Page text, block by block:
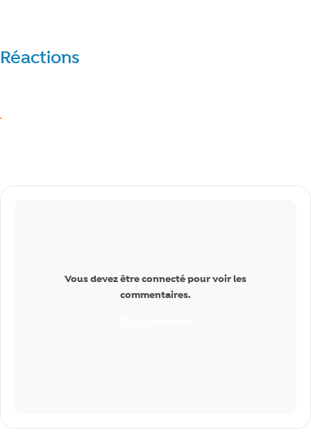
Réactions
Commentaires
Vous devez être connecté pour voir les
commentaires.